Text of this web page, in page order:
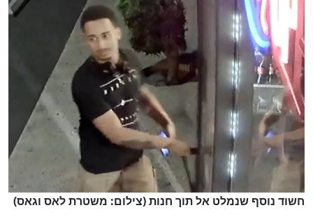
חשוד נוסף שנמלט אל תוך חנות (צילום: משטרת לאס וגאס)